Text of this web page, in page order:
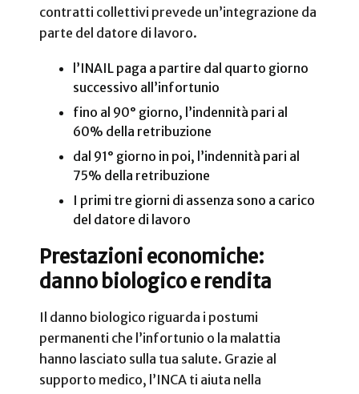
contratti collettivi prevede un’integrazione da
parte del datore di lavoro.
l’INAIL paga a partire dal quarto giorno
successivo all’infortunio
fino al 90° giorno, l’indennità pari al
60% della retribuzione
dal 91° giorno in poi, l’indennità pari al
75% della retribuzione
I primi tre giorni di assenza sono a carico
del datore di lavoro
Prestazioni economiche:
danno biologico e rendita
Il danno biologico riguarda i postumi
permanenti che l’infortunio o la malattia
hanno lasciato sulla tua salute. Grazie al
supporto medico, l’INCA ti aiuta nella